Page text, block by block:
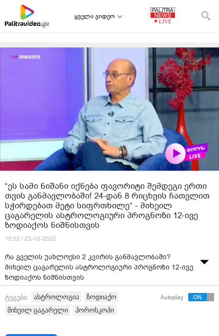
ყველა ვიდეო
“ეს სამი ნიშანი იქნება ფავორიტი შემდეგი ერთი
თვის განმავლობაში! 24-დან 8 რიცხვის ჩათვლით
სჭირდებათ მეტი სიფრთხილე“ - მიხეილ
ცაგარელის ასტროლოგიური პროგნოზი 12-ივე
ზოდიაქოს ნიშნისთვის
15:02 / 23-10-2022
რა გველის უახლოესი 2 კვირის განმავლობაში?
მიხეილ ცაგარელის ასტროლოგიური პროგნოზი 12-ივე
ზოდიაქოს ნიშნისთვის
ვიდეო: ტვ პირველი
ტეგები: ასტროლოგია
ზოდიაქო
მიხეილ ცაგარელი
ჰოროსკოპი
Autoplay